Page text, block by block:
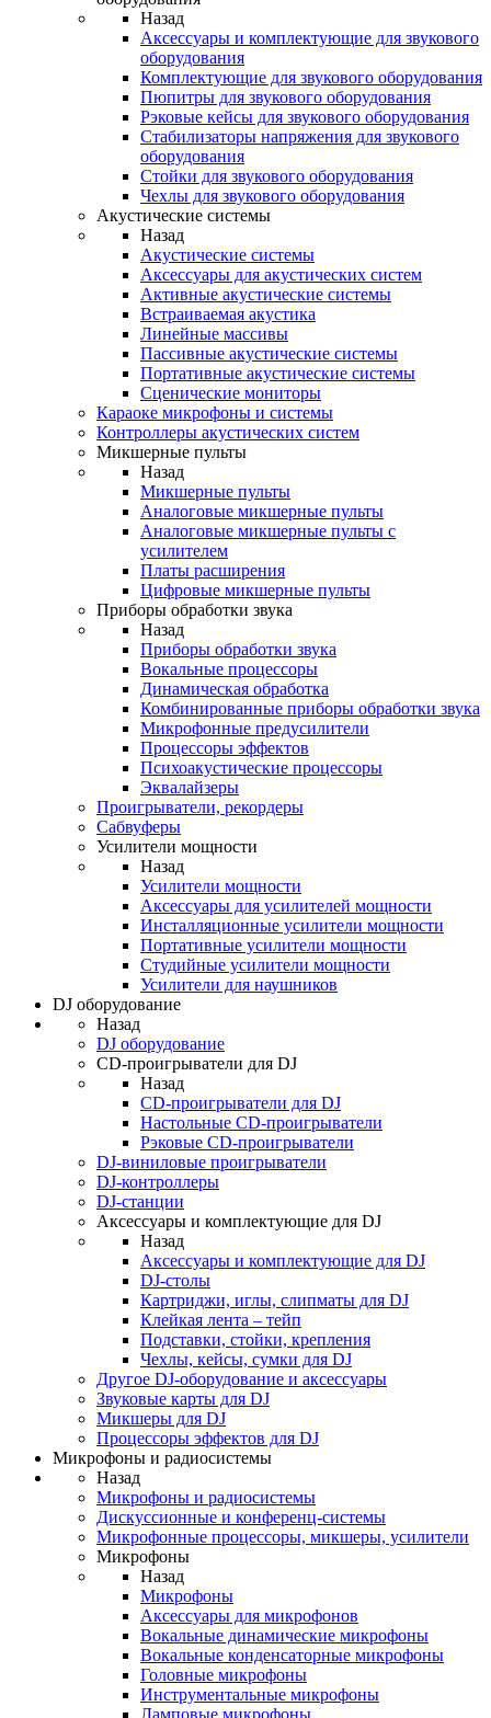
Назад
Аксессуары и комплектующие для звукового
оборудования
Комплектующие для звукового оборудования
Пюпитры для звукового оборудования
Рэковые кейсы для звукового оборудования
Стабилизаторы напряжения для звукового
оборудования
Стойки для звукового оборудования
Чехлы для звукового оборудования
Акустические системы
Назад
Акустические системы
Аксессуары для акустических систем
Активные акустические системы
Встраиваемая акустика
Линейные массивы
Пассивные акустические системы
Портативные акустические системы
Сценические мониторы
Караоке микрофоны и системы
Контроллеры акустических систем
Микшерные пульты
Назад
Микшерные пульты
Аналоговые микшерные пульты
Аналоговые микшерные пульты с
усилителем
Платы расширения
Цифровые микшерные пульты
Приборы обработки звука
Назад
Приборы обработки звука
Вокальные процессоры
Динамическая обработка
Комбинированные приборы обработки звука
Микрофонные предусилители
Процессоры эффектов
Психоакустические процессоры
Эквалайзеры
Проигрыватели, рекордеры
Сабвуферы
Усилители мощности
Назад
Усилители мощности
Аксессуары для усилителей мощности
Инсталляционные усилители мощности
Портативные усилители мощности
Студийные усилители мощности
Усилители для наушников
DJ оборудование
Назад
DJ оборудование
CD-проигрыватели для DJ
Назад
CD-проигрыватели для DJ
Настольные CD-проигрыватели
Рэковые CD-проигрыватели
DJ-виниловые проигрыватели
DJ-контроллеры
DJ-станции
Аксессуары и комплектующие для DJ
Назад
Аксессуары и комплектующие для DJ
DJ-столы
Картриджи, иглы, слипматы для DJ
Клейкая лента – тейп
Подставки, стойки, крепления
Чехлы, кейсы, сумки для DJ
Другое DJ-оборудование и аксессуары
Звуковые карты для DJ
Микшеры для DJ
Процессоры эффектов для DJ
Микрофоны и радиосистемы
Назад
Микрофоны и радиосистемы
Дискуссионные и конференц-системы
Микрофонные процессоры, микшеры, усилители
Микрофоны
Назад
Микрофоны
Аксессуары для микрофонов
Вокальные динамические микрофоны
Вокальные конденсаторные микрофоны
Головные микрофоны
Инструментальные микрофоны
Ламповые микрофоны